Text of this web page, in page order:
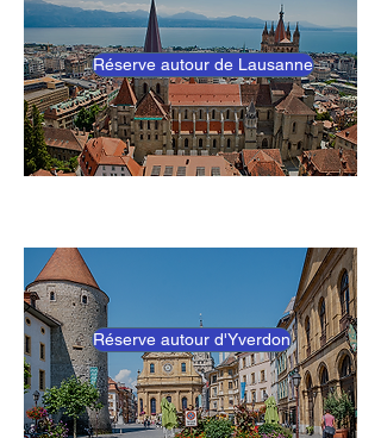
Réserve autour de Lausanne
Réserve autour d'Yverdon